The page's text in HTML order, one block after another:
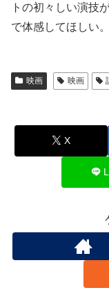
トの初々しい演技
で体感してほしい。
映画 映画
X